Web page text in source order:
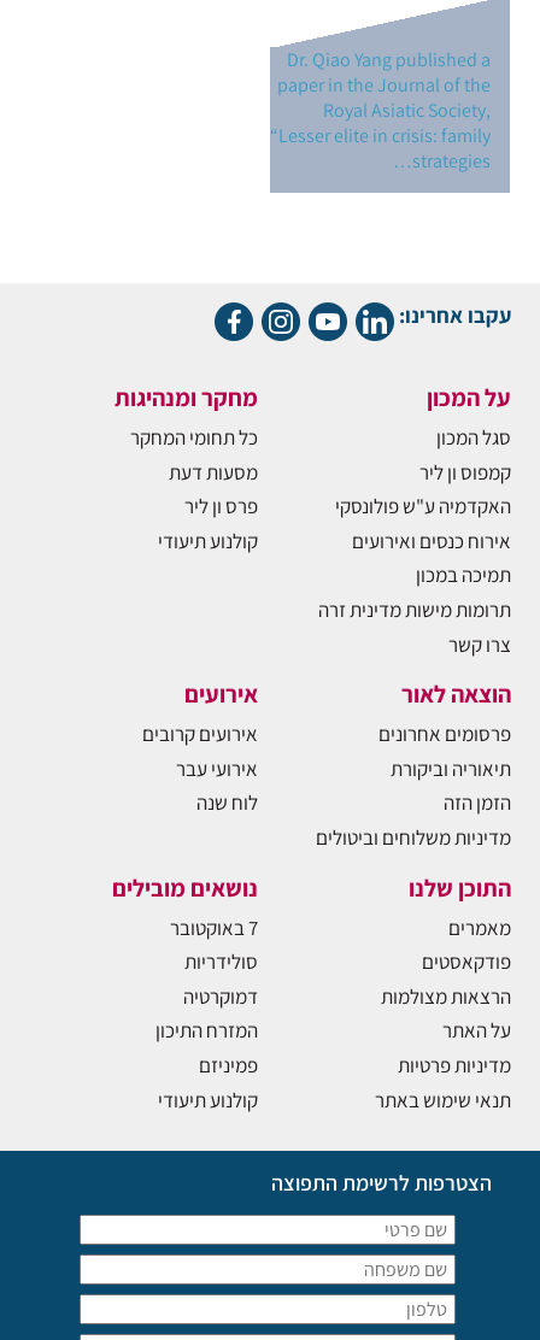
Dr. Qiao Yang published a
paper in the Journal of the
Royal Asiatic Society,
“Lesser elite in crisis: family
strategies…
עקבו אחרינו:
על המכון
סגל המכון
קמפוס ון ליר
האקדמיה ע"ש פולונסקי
אירוח כנסים ואירועים
תמיכה במכון
תרומות מישות מדינית זרה
צרו קשר
מחקר ומנהיגות
כל תחומי המחקר
מסעות דעת
פרס ון ליר
קולנוע תיעודי
הוצאה לאור
פרסומים אחרונים
תיאוריה וביקורת
הזמן הזה
מדיניות משלוחים וביטולים
אירועים
אירועים קרובים
אירועי עבר
לוח שנה
התוכן שלנו
מאמרים
פודקאסטים
הרצאות מצולמות
על האתר
מדיניות פרטיות
תנאי שימוש באתר
נושאים מובילים
7 באוקטובר
סולידריות
דמוקרטיה
המזרח התיכון
פמיניזם
קולנוע תיעודי
הצטרפות לרשימת התפוצה